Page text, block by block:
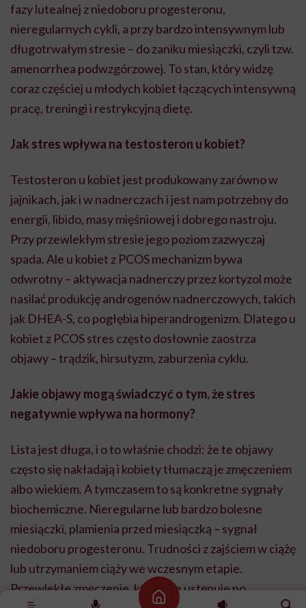
Strona główna
fazy lutealnej z niedoboru progesteronu,
nieregularnych cykli, a przy bardzo intensywnym lub
długotrwałym stresie – do zaniku miesiączki, czyli tzw.
amenorrhea podwzgórzowej. To stan, który widzę
coraz częściej u młodych kobiet łączących intensywną
pracę, treningi i restrykcyjną dietę.
Jak stres wpływa na testosteron u kobiet?
Testosteron u kobiet jest produkowany zarówno w
jajnikach, jak i w nadnerczach i jest nam potrzebny do
energii, libido, masy mięśniowej i dobrego nastroju.
Przy przewlekłym stresie jego poziom zazwyczaj
spada. Ale u kobiet z PCOS mechanizm bywa
odwrotny – aktywacja nadnerczy przez kortyzol może
nasilać produkcję androgenów nadnerczowych, takich
jak DHEA-S, co pogłębia hiperandrogenizm. Dlatego u
kobiet z PCOS stres często dosłownie zaostrza
objawy – trądzik, hirsutyzm, zaburzenia cyklu.
Jakie objawy mogą świadczyć o tym, że stres
negatywnie wpływa na hormony?
Lista jest długa, i o to właśnie chodzi: że te objawy
często się nakładają i kobiety tłumaczą je zmęczeniem
albo wiekiem. A tymczasem to są konkretne sygnały
biochemiczne. Nieregularne lub bardzo bolesne
miesiączki, plamienia przed miesiączką – sygnał
niedoboru progesteronu. Trudności z zajściem w ciążę
lub utrzymaniem ciąży we wczesnym etapie.
Przewlekłe zmęczenie, które nie ustępuje po